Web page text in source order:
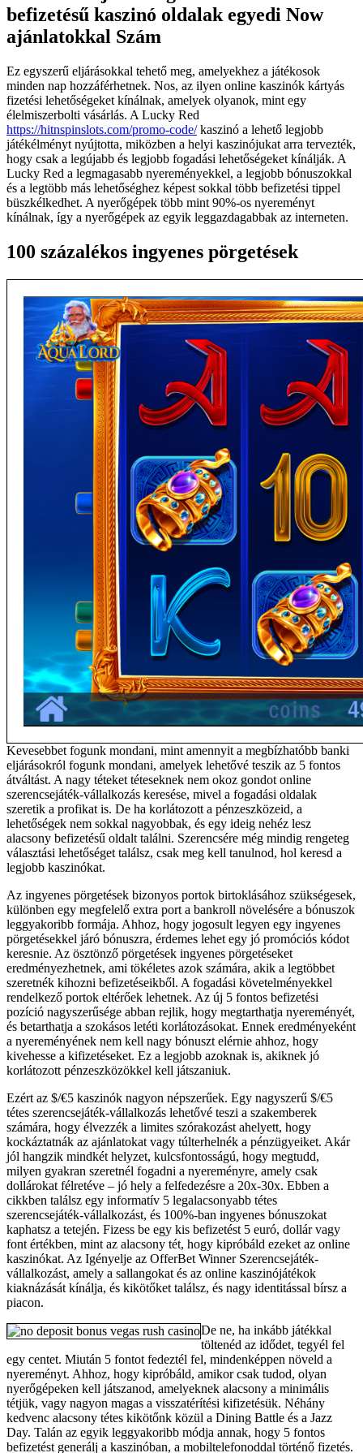
befizetésű kaszinó oldalak egyedi Now
ajánlatokkal Szám
Ez egyszerű eljárásokkal tehető meg, amelyekhez a játékosok
minden nap hozzáférhetnek. Nos, az ilyen online kaszinók kártyás
fizetési lehetőségeket kínálnak, amelyek olyanok, mint egy
élelmiszerbolti vásárlás. A Lucky Red
https://hitnspinslots.com/promo-code/kaszinó a lehető legjobb
játékélményt nyújtotta, miközben a helyi kaszinójukat arra tervezték,
hogy csak a legújabb és legjobb fogadási lehetőségeket kínálják. A
Lucky Red a legmagasabb nyereményekkel, a legjobb bónuszokkal
és a legtöbb más lehetőséghez képest sokkal több befizetési tippel
büszkélkedhet. A nyerőgépek több mint 90%-os nyereményt
kínálnak, így a nyerőgépek az egyik leggazdagabbak az interneten.
100 százalékos ingyenes pörgetések
Kevesebbet fogunk mondani, mint amennyit a megbízhatóbb banki
eljárásokról fogunk mondani, amelyek lehetővé teszik az 5 fontos
átváltást. A nagy téteket téteseknek nem okoz gondot online
szerencsejáték-vállalkozás keresése, mivel a fogadási oldalak
szeretik a profikat is. De ha korlátozott a pénzeszközeid, a
lehetőségek nem sokkal nagyobbak, és egy ideig nehéz lesz
alacsony befizetésű oldalt találni. Szerencsére még mindig rengeteg
választási lehetőséget találsz, csak meg kell tanulnod, hol keresd a
legjobb kaszinókat.
Az ingyenes pörgetések bizonyos portok birtoklásához szükségesek,
különben egy megfelelő extra port a bankroll növelésére a bónuszok
leggyakoribb formája. Ahhoz, hogy jogosult legyen egy ingyenes
pörgetésekkel járó bónuszra, érdemes lehet egy jó promóciós kódot
keresnie. Az ösztönző pörgetések ingyenes pörgetéseket
eredményezhetnek, ami tökéletes azok számára, akik a legtöbbet
szeretnék kihozni befizetéseikből. A fogadási követelményekkel
rendelkező portok eltérőek lehetnek. Az új 5 fontos befizetési
pozíció nagyszerűsége abban rejlik, hogy megtarthatja nyereményét,
és betarthatja a szokásos letéti korlátozásokat. Ennek eredményeként
a nyereményének nem kell nagy bónuszt elérnie ahhoz, hogy
kivehesse a kifizetéseket. Ez a legjobb azoknak is, akiknek jó
korlátozott pénzeszközökkel kell játszaniuk.
Ezért az $/€5 kaszinók nagyon népszerűek. Egy nagyszerű $/€5
tétes szerencsejáték-vállalkozás lehetővé teszi a szakemberek
számára, hogy élvezzék a limites szórakozást ahelyett, hogy
kockáztatnák az ajánlatokat vagy túlterhelnék a pénzügyeiket. Akár
jól hangzik mindkét helyzet, kulcsfontosságú, hogy megtudd,
milyen gyakran szeretnél fogadni a nyereményre, amely csak
dollárokat félretéve – jó hely a felfedezésre a 20x-30x. Ebben a
cikkben találsz egy informatív 5 legalacsonyabb tétes
szerencsejáték-vállalkozást, és 100%-ban ingyenes bónuszokat
kaphatsz a tetején. Fizess be egy kis befizetést 5 euró, dollár vagy
font értékben, mint az alacsony tét, hogy kipróbáld ezeket az online
kaszinókat. Az Igényelje az OfferBet Winner Szerencsejáték-
vállalkozást, amely a sallangokat és az online kaszinójátékok
kiaknázását kínálja, és kikötőket találsz, és nagy identitással bírsz a
piacon.
De ne, ha inkább játékkal
töltenéd az idődet, tegyél fel
egy centet. Miután 5 fontot fedeztél fel, mindenképpen növeld a
nyereményt. Ahhoz, hogy kipróbáld, amikor csak tudod, olyan
nyerőgépeken kell játszanod, amelyeknek alacsony a minimális
tétjük, vagy nagyon magas a visszatérítési kifizetésük. Néhány
kedvenc alacsony tétes kikötőnk közül a Dining Battle és a Jazz
Day. Talán az egyik leggyakoribb módja annak, hogy 5 fontos
befizetést generálj a kaszinóban, a mobiltelefonoddal történő fizetés.